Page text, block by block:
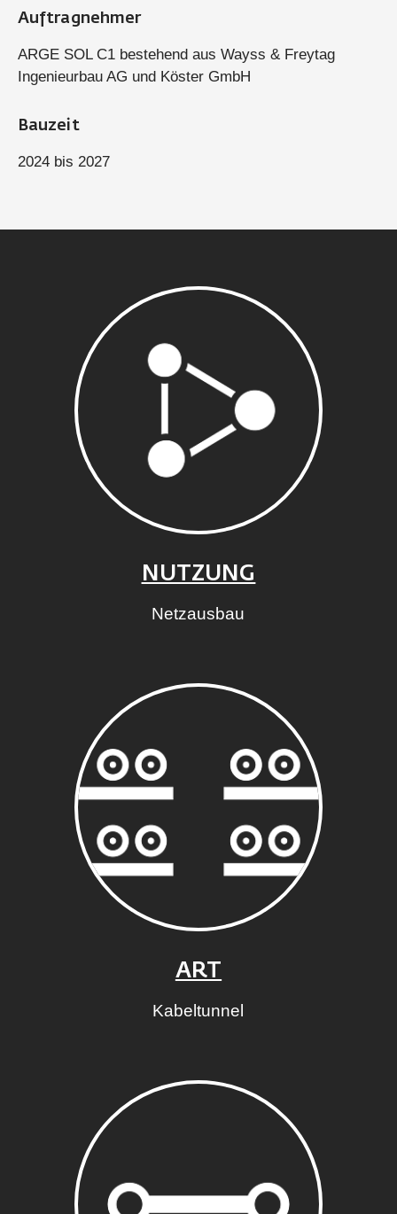
Auftragnehmer
ARGE SOL C1 bestehend aus Wayss & Freytag
Ingenieurbau AG und Köster GmbH
Bauzeit
2024 bis 2027
NUTZUNG
Netzausbau
ART
Kabeltunnel